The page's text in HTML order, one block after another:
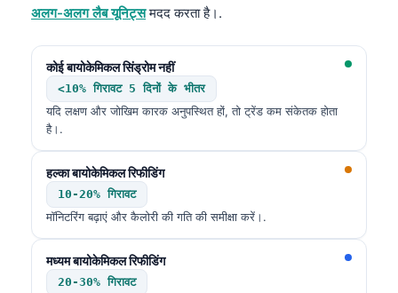
अलग-अलग लैब यूनिट्समदद करता है।.
कोई बायोकेमिकल सिंड्रोम नहीं
<10% गिरावट 5 दिनों के भीतर
यदि लक्षण और जोखिम कारक अनुपस्थित हों, तो ट्रेंड कम संकेतक होता
है।.
हल्का बायोकेमिकल रिफीडिंग
10-20% गिरावट
मॉनिटरिंग बढ़ाएं और कैलोरी की गति की समीक्षा करें।.
मध्यम बायोकेमिकल रिफीडिंग
20-30% गिरावट
Ελληνικά
Română
简体中文
Dansk
Nederlands
Հայերեն